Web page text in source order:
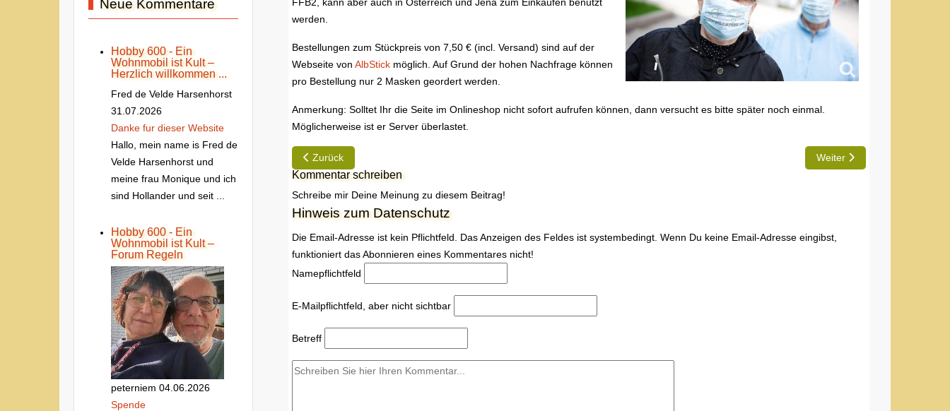
Neue Kommentare
Hobby 600 - Ein
Wohnmobil ist Kult –
Herzlich willkommen ...
Fred de Velde Harsenhorst
31.07.2026
Danke fur dieser Website
Hallo, mein name is Fred de
Velde Harsenhorst und
meine frau Monique und ich
sind Hollander und seit ...
Hobby 600 - Ein
Wohnmobil ist Kult –
Forum Regeln
peterniem 04.06.2026
Spende
werden.
Bestellungen zum Stückpreis von 7,50 € (incl. Versand) sind auf der
Webseite von AlbStick möglich. Auf Grund der hohen Nachfrage können
pro Bestellung nur 2 Masken geordert werden.
Anmerkung: Solltet Ihr die Seite im Onlineshop nicht sofort aufrufen können, dann versucht es bitte später noch einmal.
Möglicherweise ist er Server überlastet.
Vorheriger Beitrag: Es war mal wieder soweit…
Zurück Nächster Beitrag: Technisch
Weiter
Kommentar schreiben
Schreibe mir Deine Meinung zu diesem Beitrag!
Hinweis zum Datenschutz
Die Email-Adresse ist kein Pflichtfeld. Das Anzeigen des Feldes ist systembedingt. Wenn Du keine Email-Adresse eingibst,
funktioniert das Abonnieren eines Kommentares nicht!
Namepflichtfeld
E-Mailpflichtfeld, aber nicht sichtbar
Betreff